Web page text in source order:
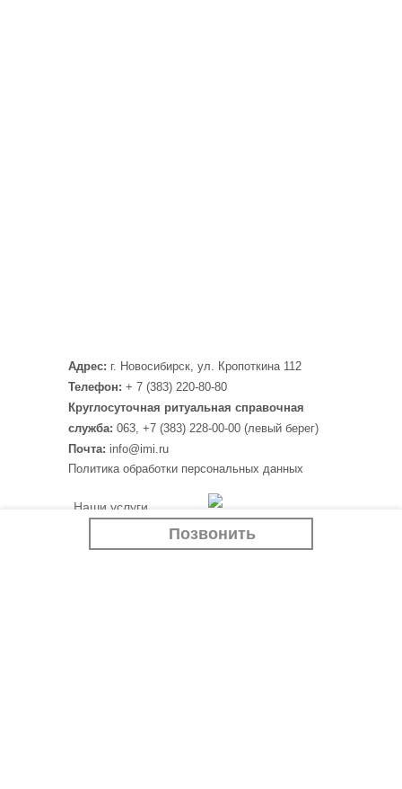
Адрес: г. Новосибирск, ул. Кропоткина 112
Телефон: + 7 (383) 220-80-80
Круглосуточная ритуальная справочная
служба: 063, +7 (383) 228-00-00 (левый берег)
Почта: info@imi.ru
Политика обработки персональных данных
Наши услуги
Ритуальные товары
Программа “Белый
тополь”
Позвонить